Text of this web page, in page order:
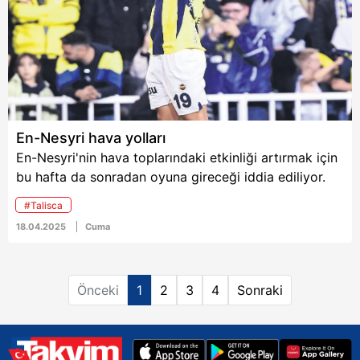
6698 sayılı Kişisel Verilerin Korunması Kanunu uyarınca
hazırlanmış Aydınlatma Metnimizi okumak ve sitemizde
ilgili mevzuata uygun olarak kullanılan çerezlerle ilgili bilgi
almak için lütfentıklayınız .
En-Nesyri hava yolları
En-Nesyri'nin hava toplarındaki etkinliği artırmak için
bu hafta da sonradan oyuna gireceği iddia ediliyor.
#Talisca
18.04.2025 Cuma
Önceki 1 2 3 4 Sonraki